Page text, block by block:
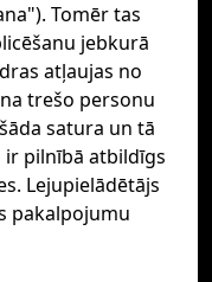
Tomēr tas
jebkurā
atļaujas no
trešo personu
satura un tā
ir pilnībā atbildīgs
Lejupielādētājs
pakalpojumu